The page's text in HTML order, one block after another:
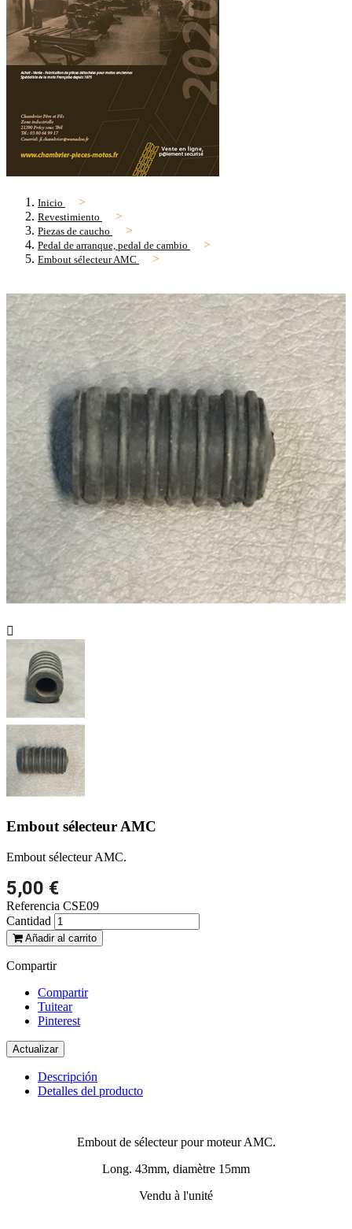
Inicio
Revestimiento
Piezas de caucho
Pedal de arranque, pedal de cambio
Embout sélecteur AMC

Embout sélecteur AMC
Embout sélecteur AMC.
5,00 €
Referencia CSE09
Cantidad
Añadir al carrito
Compartir
Compartir
Tuitear
Pinterest
Descripción
Detalles del producto
Embout de sélecteur pour moteur AMC.
Long. 43mm, diamètre 15mm
Vendu à l'unité